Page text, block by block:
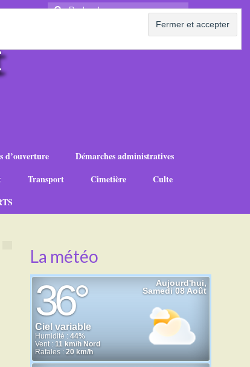
Rechercher
d’ouverture
Démarches administratives
Transport Cimetière
Culte
La météo